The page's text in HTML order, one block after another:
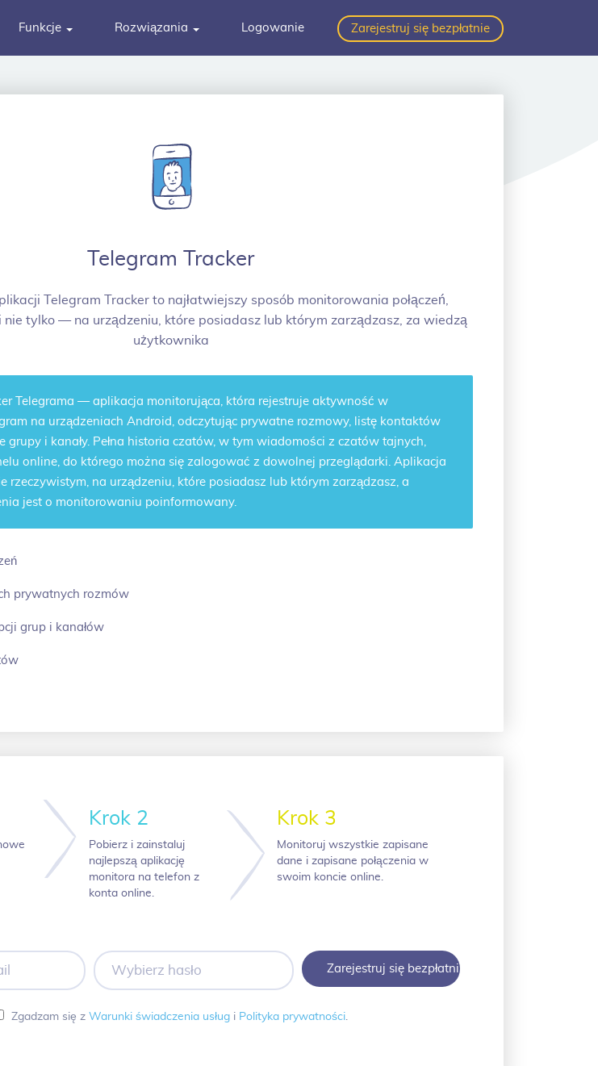
Funkcje Rozwiązania Logowanie Zarejestruj się bezpłatnie
Telegram Tracker
Telegram Tracker to najłatwiejszy sposób monitorowania połączeń,
tylko — na urządzeniu, które posiadasz lub którym zarządzasz, za wiedzą
użytkownika
Telegrama — aplikacja monitorująca, która rejestruje aktywność w
na urządzeniach Android, odczytując prywatne rozmowy, listę kontaktów
grupy i kanały. Pełna historia czatów, w tym wiadomości z czatów tajnych,
online, do którego można się zalogować z dowolnej przeglądarki. Aplikacja
rzeczywistym, na urządzeniu, które posiadasz lub którym zarządzasz, a
jest o monitorowaniu poinformowany.
prywatnych rozmów
grup i kanałów
Krok 2
Pobierz i zainstaluj
najlepszą aplikację
monitora na telefon z
konta online.
Krok 3
Monitoruj wszystkie zapisane
dane i zapisane połączenia w
swoim koncie online.
Wybierz
hasło
Zgadzam się z Warunki świadczenia usług i Polityka prywatności